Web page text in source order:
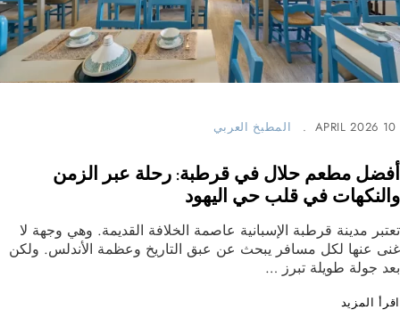
10 APRIL 2026 المطبخ العربي
أفضل مطعم حلال في قرطبة: رحلة عبر الزمن
والنكهات في قلب حي اليهود
تعتبر مدينة قرطبة الإسبانية عاصمة الخلافة القديمة. وهي وجهة لا
غنى عنها لكل مسافر يبحث عن عبق التاريخ وعظمة الأندلس. ولكن
بعد جولة طويلة تبرز …
اقرأ المزيد